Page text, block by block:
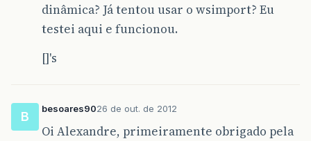
dinâmica? Já tentou usar o wsimport? Eu
testei aqui e funcionou.
[]'s
B
besoares9026 de out. de 2012
Oi Alexandre, primeiramente obrigado pela